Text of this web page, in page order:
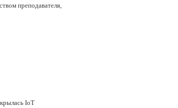
преподавателя,
IoT